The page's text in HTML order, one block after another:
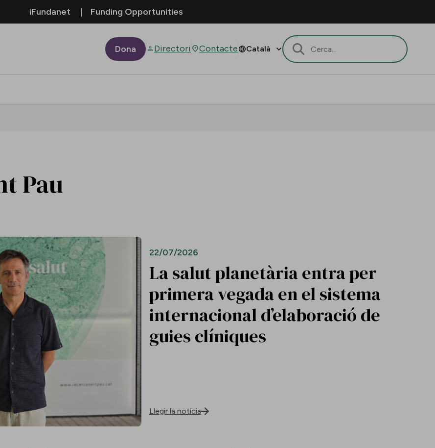
iFundanet Funding Opportunities
Dona Directori Contacte
Pau
22/07/2026
La salut planetària entra per
primera vegada en el sistema
internacional d’elaboració de
guies clíniques
Llegir la notícia